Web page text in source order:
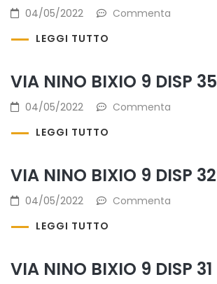
04/05/2022
Commenta
LEGGI TUTTO
VIA NINO BIXIO 9 DISP 35
04/05/2022
Commenta
LEGGI TUTTO
VIA NINO BIXIO 9 DISP 32
04/05/2022
Commenta
LEGGI TUTTO
VIA NINO BIXIO 9 DISP 31